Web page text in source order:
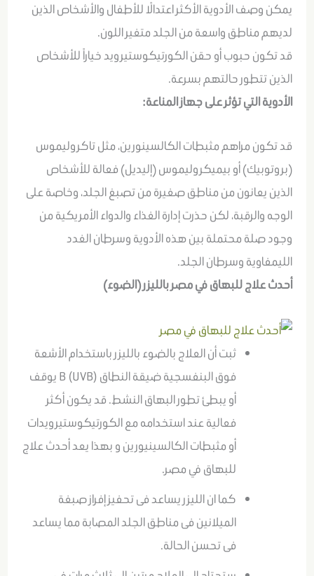
يمكن وصف الأدوية الأكثر اعتدالًا للأطفال والأشخاص الذين
لديهم مناطق واسعة من الجلد متغير اللون.
قد تكون حبوب أو حقن الكورتيكوستيرويد خياراً للأشخاص
الذين تتطور حالتهم بسرعة.
الأدوية التي تؤثر على جهاز المناعة:
قد تكون مراهم مثبطات الكالسينورين، مثل تاكروليموس
(بروتوبيك) أو بيميكروليموس (إليديل) فعالة للأشخاص
الذين يعانون من مناطق صغيرة من تصبغ الجلد، وخاصة على
الوجه والرقبة، لكن حذرت إدارة الغذاء والدواء الأمريكية من
وجود صلة محتملة بين هذه الأدوية وسرطان الغدد
الليمفاوية وسرطان الجلد.
أحدث علاج للبهاق في مصر بالليزر (الضوء)
ثبت أن العلاج بالضوء بالليزر باستخدام الأشعة
فوق البنفسجية ضيقة النطاق B (UVB) يوقف
أو يبطئ تطور البهاق النشط. قد يكون أكثر
فعالية عند استخدامه مع الكورتيكوستيرويدات
أو مثبطات الكالسينيورين و بهذا يعد أحدث علاج
للبهاق في مصر.
كما ان الليزر يساعد فى تحفيز إفراز صبغة
الميلانين فى مناطق الجلد المصابة مما يساعد
فى تحسن الحالة.